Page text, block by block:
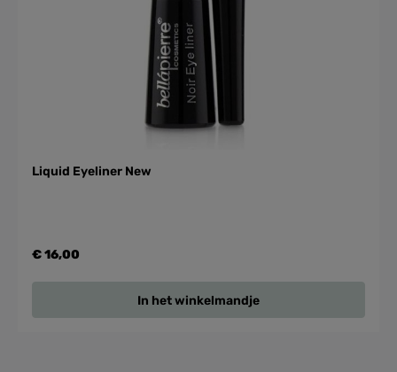
Liquid Eyeliner New
€ 16,00
In het winkelmandje